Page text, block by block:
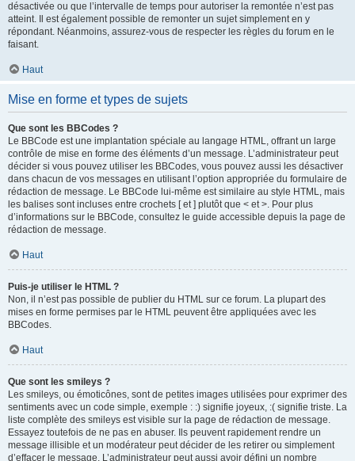
désactivée ou que l’intervalle de temps pour autoriser la remontée n’est pas
atteint. Il est également possible de remonter un sujet simplement en y
répondant. Néanmoins, assurez-vous de respecter les règles du forum en le
faisant.
Haut
Mise en forme et types de sujets
Que sont les BBCodes ?
Le BBCode est une implantation spéciale au langage HTML, offrant un large
contrôle de mise en forme des éléments d’un message. L’administrateur peut
décider si vous pouvez utiliser les BBCodes, vous pouvez aussi les désactiver
dans chacun de vos messages en utilisant l’option appropriée du formulaire de
rédaction de message. Le BBCode lui-même est similaire au style HTML, mais
les balises sont incluses entre crochets [ et ] plutôt que < et >. Pour plus
d’informations sur le BBCode, consultez le guide accessible depuis la page de
rédaction de message.
Haut
Puis-je utiliser le HTML ?
Non, il n’est pas possible de publier du HTML sur ce forum. La plupart des
mises en forme permises par le HTML peuvent être appliquées avec les
BBCodes.
Haut
Que sont les smileys ?
Les smileys, ou émoticônes, sont de petites images utilisées pour exprimer des
sentiments avec un code simple, exemple : :) signifie joyeux, :( signifie triste. La
liste complète des smileys est visible sur la page de rédaction de message.
Essayez toutefois de ne pas en abuser. Ils peuvent rapidement rendre un
message illisible et un modérateur peut décider de les retirer ou simplement
d’effacer le message. L’administrateur peut aussi avoir défini un nombre